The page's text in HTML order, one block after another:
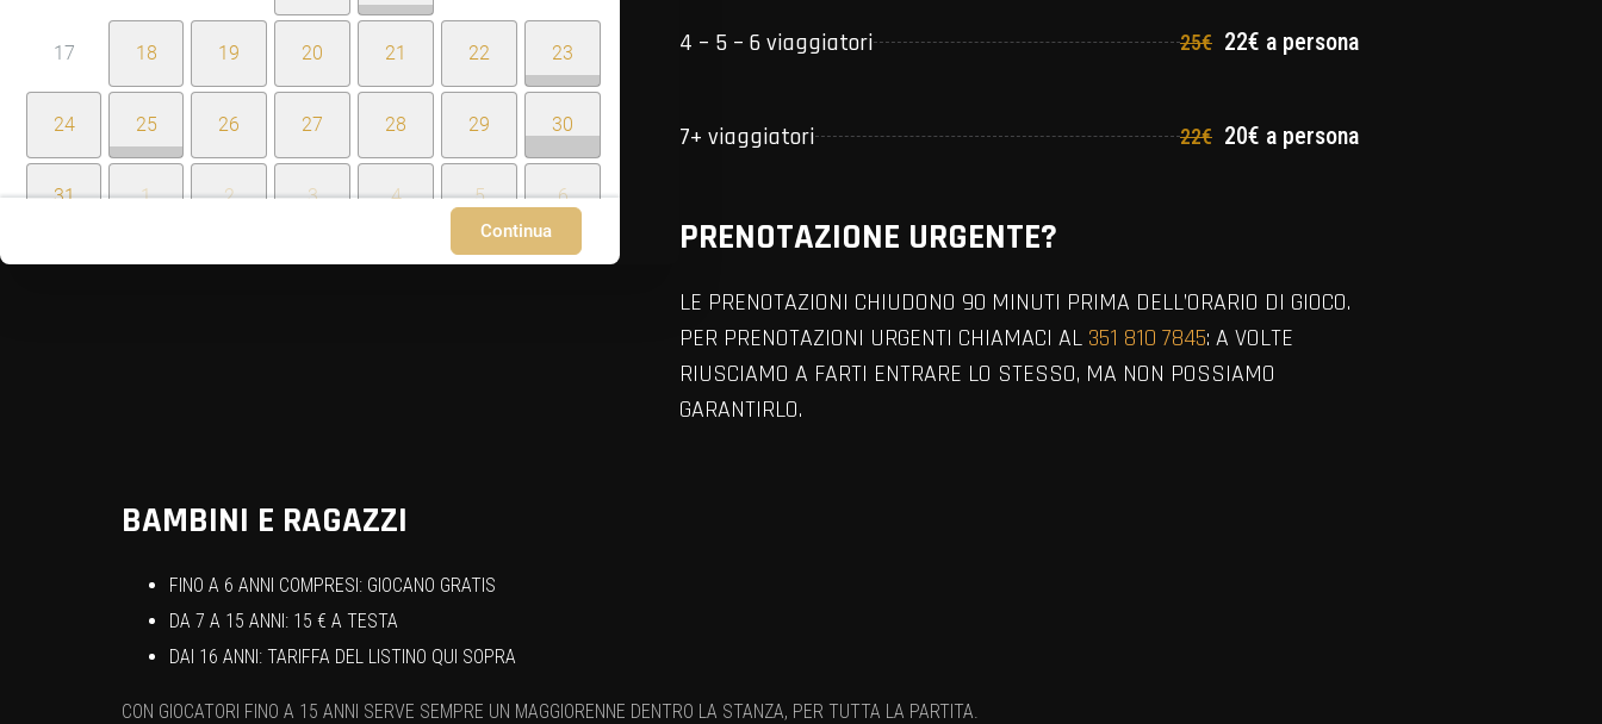
17 18 19 20 21 22 23
24 25 26 27 28 29 30
31 1 2 3 4 5 6
Continua
4 – 5 – 6 viaggiatori 25€ 22€ a persona
7+ viaggiatori 22€ 20€ a persona
PRENOTAZIONE URGENTE?
LE PRENOTAZIONI CHIUDONO 90 MINUTI PRIMA DELL’ORARIO DI GIOCO.
PER PRENOTAZIONI URGENTI CHIAMACI AL 351 810 7845: A VOLTE
RIUSCIAMO A FARTI ENTRARE LO STESSO, MA NON POSSIAMO
GARANTIRLO.
BAMBINI E RAGAZZI
FINO A 6 ANNI COMPRESI: GIOCANO GRATIS
DA 7 A 15 ANNI: 15 € A TESTA
DAI 16 ANNI: TARIFFA DEL LISTINO QUI SOPRA
CON GIOCATORI FINO A 15 ANNI SERVE SEMPRE UN MAGGIORENNE DENTRO LA STANZA, PER TUTTA LA PARTITA.